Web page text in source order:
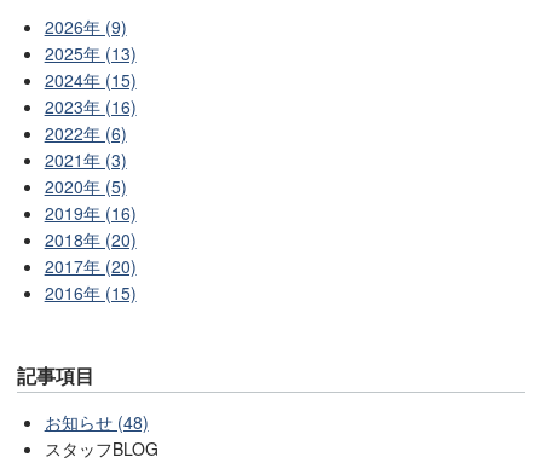
2026年 (9)
2025年 (13)
2024年 (15)
2023年 (16)
2022年 (6)
2021年 (3)
2020年 (5)
2019年 (16)
2018年 (20)
2017年 (20)
2016年 (15)
記事項目
お知らせ (48)
スタッフBLOG